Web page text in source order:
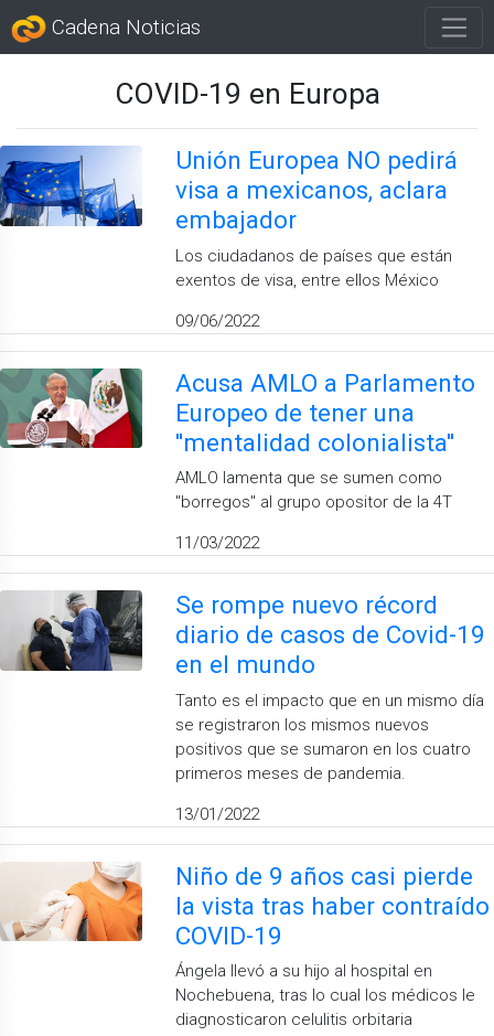
Cadena Noticias
COVID-19 en Europa
Unión Europea NO pedirá
visa a mexicanos, aclara
embajador
Los ciudadanos de países que están
exentos de visa, entre ellos México
09/06/2022
Acusa AMLO a Parlamento
Europeo de tener una
''mentalidad colonialista''
AMLO lamenta que se sumen como
''borregos'' al grupo opositor de la 4T
11/03/2022
Se rompe nuevo récord
diario de casos de Covid-19
en el mundo
Tanto es el impacto que en un mismo día
se registraron los mismos nuevos
positivos que se sumaron en los cuatro
primeros meses de pandemia.
13/01/2022
Niño de 9 años casi pierde
la vista tras haber contraído
COVID-19
Ángela llevó a su hijo al hospital en
Nochebuena, tras lo cual los médicos le
diagnosticaron celulitis orbitaria